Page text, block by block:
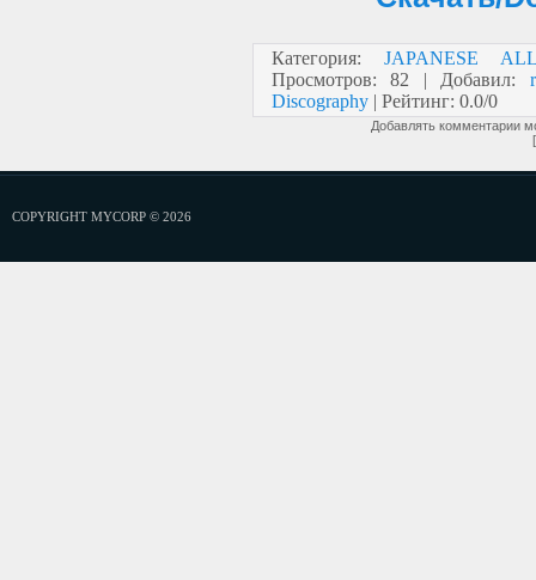
Категория:
JAPANESE
Просмотров: 82 | Добавил:
Discography | Рейтинг: 0.0/0
Добавлять комментарии
COPYRIGHT MYCORP © 2026